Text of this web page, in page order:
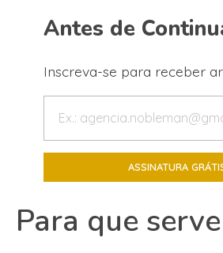
Antes de
Inscreva-se para receber
Para que serve